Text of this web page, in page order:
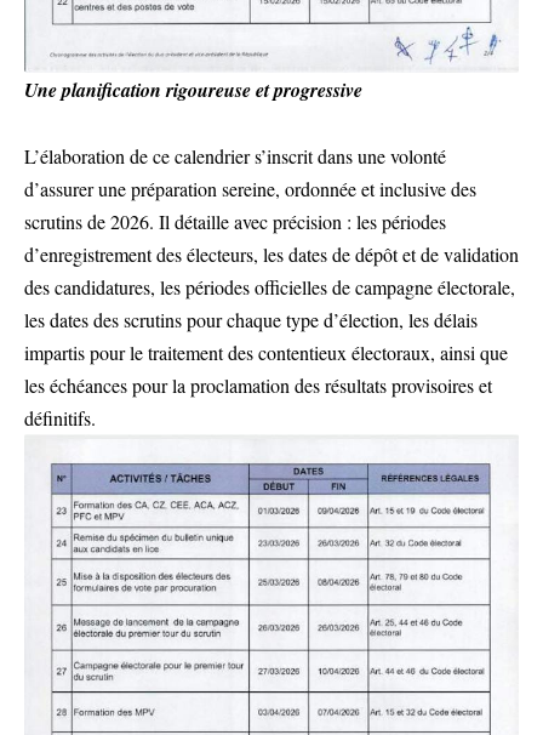
Une planification rigoureuse et progressive
L’élaboration de ce calendrier s’inscrit dans une volonté
d’assurer une préparation sereine, ordonnée et inclusive des
scrutins de 2026. Il détaille avec précision : les périodes
d’enregistrement des électeurs, les dates de dépôt et de validation
des candidatures, les périodes officielles de campagne électorale,
les dates des scrutins pour chaque type d’élection, les délais
impartis pour le traitement des contentieux électoraux, ainsi que
les échéances pour la proclamation des résultats provisoires et
définitifs.